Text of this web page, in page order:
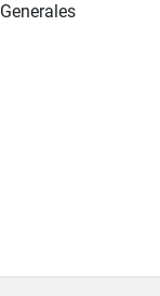
Generales